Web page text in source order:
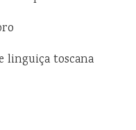
linguiça toscana